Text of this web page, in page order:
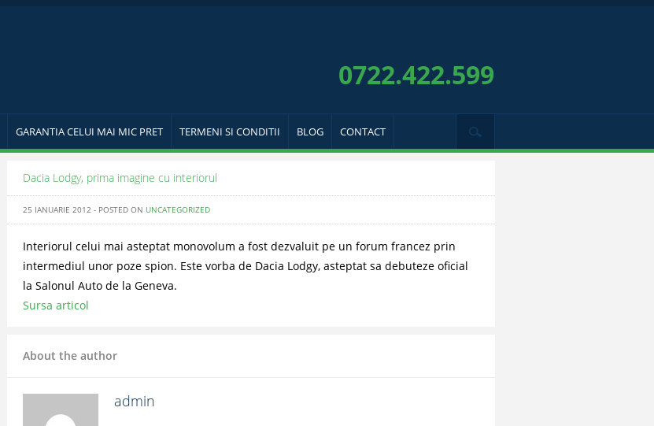
0722.422.599
GARANTIA CELUI MAI MIC PRET TERMENI SI CONDITII BLOG CONTACT
Dacia Lodgy, prima imagine cu interiorul
25 IANUARIE 2012 - POSTED ON UNCATEGORIZED
Interiorul celui mai asteptat monovolum a fost dezvaluit pe un forum francez prin
intermediul unor poze spion. Este vorba de Dacia Lodgy, asteptat sa debuteze oficial
la Salonul Auto de la Geneva.
Sursa articol
About the author
admin